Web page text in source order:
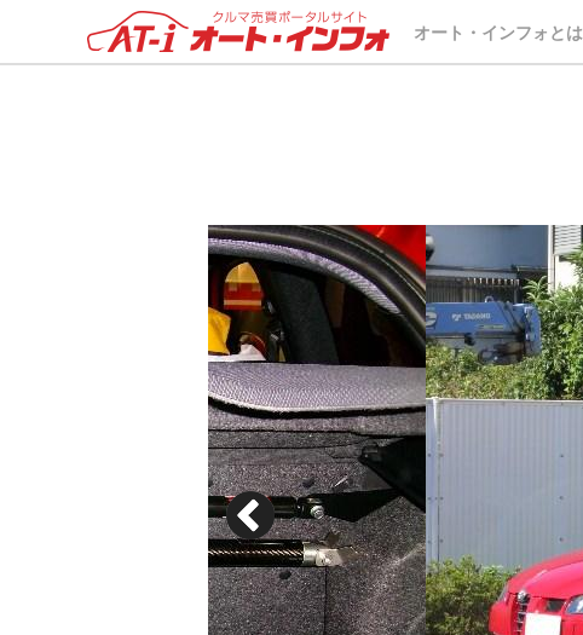
オート・インフォとは